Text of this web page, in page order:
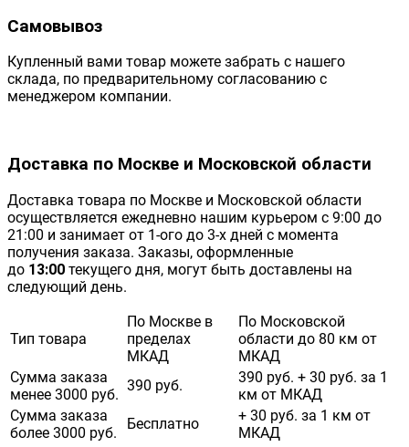
Самовывоз
Купленный вами товар можете забрать с нашего
склада, по предварительному согласованию с
менеджером компании.
Доставка по Москве и Московской области
Доставка товара по Москве и Московской области
осуществляется ежедневно нашим курьером с 9:00 до
21:00 и занимает от 1-ого до 3-х дней с момента
получения заказа. Заказы, оформленные
до 13:00 текущего дня, могут быть доставлены на
следующий день.
Тип товара
По Москве в
пределах
МКАД
По Московской
области до 80 км от
МКАД
Сумма заказа
менее 3000 руб.
390 руб.
390 руб. + 30 руб. за 1
км от МКАД
Сумма заказа
более 3000 руб.
Бесплатно
+ 30 руб. за 1 км от
МКАД